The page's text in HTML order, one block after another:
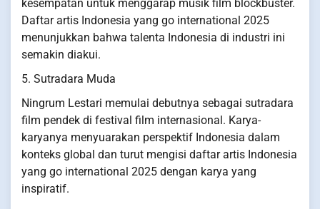
kesempatan untuk menggarap musik film blockbuster.
Daftar artis Indonesia yang go international 2025
menunjukkan bahwa talenta Indonesia di industri ini
semakin diakui.
5. Sutradara Muda
Ningrum Lestari memulai debutnya sebagai sutradara
film pendek di festival film internasional. Karya-
karyanya menyuarakan perspektif Indonesia dalam
konteks global dan turut mengisi daftar artis Indonesia
yang go international 2025 dengan karya yang
inspiratif.